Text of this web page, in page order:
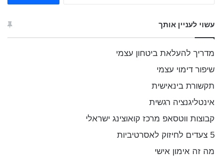
:
עשוי לעניין אותך
מדריך להעלאת ביטחון עצמי
שיפור דימוי עצמי
תקשורת בינאישית
אינטליגנציה רגשית
קבוצות ווטסאפ מרכז קואוצינג ישראלי
5 צעדים לחיזוק לאסרטיביות
מה זה אימון אישי